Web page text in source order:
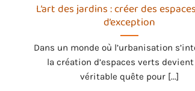
L’art des jardins : créer des
d’exception
Dans un monde où l’urbanisation
la création d’espaces verts
véritable quête pour [...]